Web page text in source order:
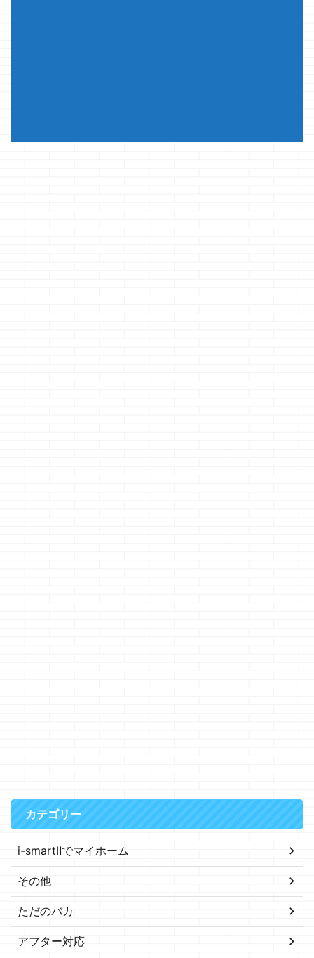
カテゴリー
i-smartⅡでマイホーム
その他
ただのバカ
アフター対応